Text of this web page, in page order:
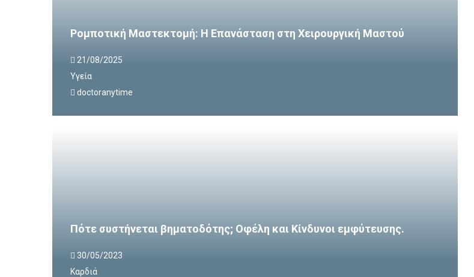
Ρομποτική Μαστεκτομή: Η Επανάσταση στη Χειρουργική Μαστού
21/08/2025
Υγεία
doctoranytime
Πότε συστήνεται βηματοδότης; Οφέλη και Κίνδυνοι εμφύτευσης.
30/05/2023
Καρδιά